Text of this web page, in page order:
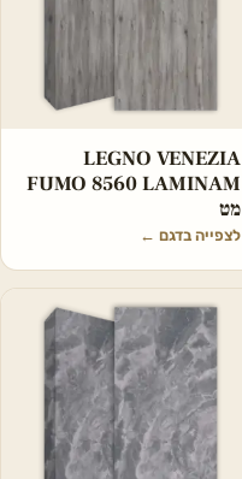
LEGNO VENEZIA
FUMO 8560 LAMINAM
מט
לצפייה בדגם ←